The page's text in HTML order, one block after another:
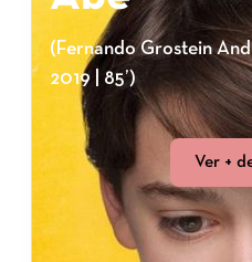
(Fernando Grostein
2019 | 85’)
Ver +